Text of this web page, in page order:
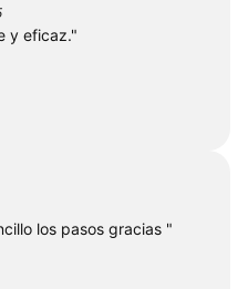
y eficaz."
los pasos gracias "